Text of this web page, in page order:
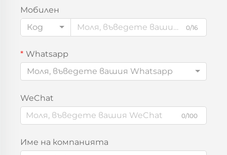
Мобилен
Код
0/16
Whatsapp
Моля, въведете вашия Whatsapp
WeChat
0/100
Име на компанията